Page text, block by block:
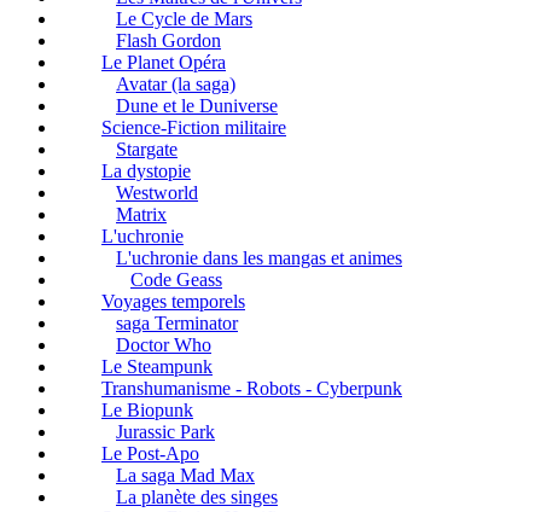
Le Cycle de Mars
Flash Gordon
Le Planet Opéra
Avatar (la saga)
Dune et le Duniverse
Science-Fiction militaire
Stargate
La dystopie
Westworld
Matrix
L'uchronie
L'uchronie dans les mangas et animes
Code Geass
Voyages temporels
saga Terminator
Doctor Who
Le Steampunk
Transhumanisme - Robots - Cyberpunk
Le Biopunk
Jurassic Park
Le Post-Apo
La saga Mad Max
La planète des singes